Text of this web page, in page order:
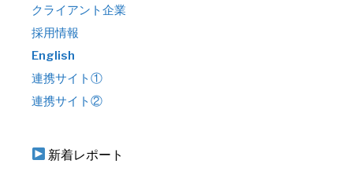
クライアント企業
採用情報
English
連携サイト①
連携サイト②
新着レポート